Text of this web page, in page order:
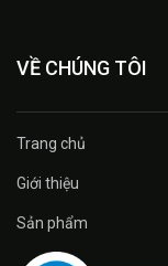
VỀ CHÚNG TÔI
Trang chủ
Giới thiệu
Sản phẩm